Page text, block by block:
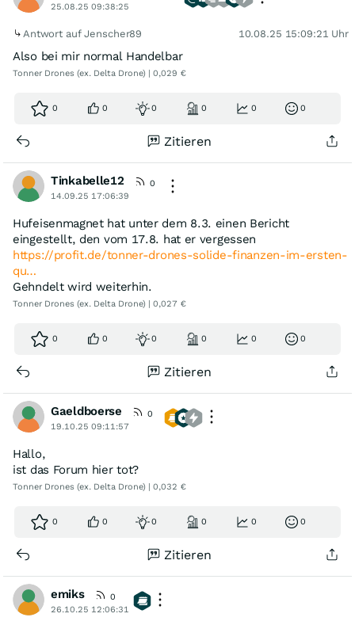
25.08.25 09:38:25
Antwort auf Jenscher89 10.08.25 15:09:21 Uhr
Also bei mir normal Handelbar
Tonner Drones (ex. Delta Drone) | 0,029 €
0 0 0 0 0 0
Zitieren
Tinkabelle12
0
14.09.25 17:06:39
Hufeisenmagnet hat unter dem 8.3. einen Bericht
eingestellt, den vom 17.8. hat er vergessen
https://profit.de/tonner-drones-solide-finanzen-im-ersten-
qu…
Gehndelt wird weiterhin.
Tonner Drones (ex. Delta Drone) | 0,027 €
0 0 0 0 0 0
Zitieren
Gaeldboerse
0
19.10.25 09:11:57
Hallo,
ist das Forum hier tot?
Tonner Drones (ex. Delta Drone) | 0,032 €
0 0 0 0 0 0
Zitieren
emiks
0
26.10.25 12:06:31